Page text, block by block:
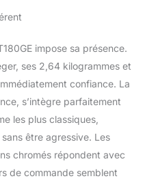
chromés
de glamour à
plan de travail.
POUR DURER :
pain robuste en
inoxydable peut
à tous vos
de toast. De plus,
à nettoyer - plus
de se battre pour
impose sa présence.
ses 2,64 kilogrammes et
confiance. La
s’intègre parfaitement
les plus classiques,
être agressive. Les
chromés répondent avec
de commande semblent